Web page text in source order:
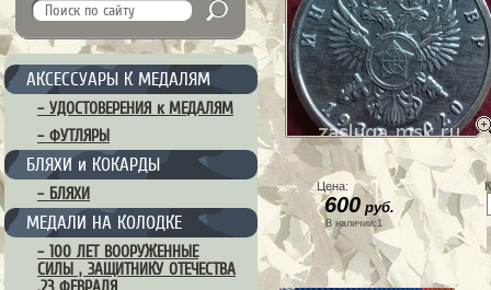
АКСЕССУАРЫ К МЕДАЛЯМ
– УДОСТОВЕРЕНИЯ к МЕДАЛЯМ
– ФУТЛЯРЫ
БЛЯХИ и КОКАРДЫ
– БЛЯХИ
МЕДАЛИ НА КОЛОДКЕ
– 100 ЛЕТ ВООРУЖЕННЫЕ
СИЛЫ , ЗАЩИТНИКУ ОТЕЧЕСТВА
Цена:
600 руб.
В наличии:1